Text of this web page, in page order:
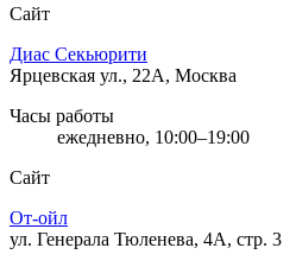
Сайт
Диас Секьюрити
Ярцевская ул., 22А, Москва
Часы работы
ежедневно, 10:00–19:00
Сайт
От-ойл
ул. Генерала Тюленева, 4А, стр. 3